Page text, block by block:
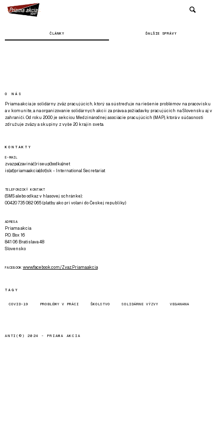
ČLÁNKY ĎALŠIE SPRÁVY
O NÁS
Priama akcia je solidárny zväz pracujúcich, ktorý sa sústreďuje na riešenie problémov na pracovisku
a v komunite, a na organizovanie solidárnych akcií za práva a požiadavky pracujúcich na Slovensku aj v
zahraničí. Od roku 2000 je sekciou Medzinárodnej asociácie pracujúcich (MAP), ktorá v súčasnosti
združuje zväzy a skupiny z vyše 20 krajín sveta.
KONTAKTY
E-MAIL
zvazpa(zavináč)riseup(bodka)net
is(at)priamaakcia(dot)sk - International Secretariat
TELEFONICKÝ KONTAKT
(SMS alebo odkaz v hlasovej schránke):
00420 735 082 065 (platby ako pri volaní do Českej republiky)
ADRESA
Priama akcia
P.O. Box 16
841 06 Bratislava 48
Slovensko
FACEBOOK www.facebook.com/Zvaz.Priama.akcia
TAGY
COVID-19 PROBLÉMY V PRÁCI ŠKOLSTVO SOLIDÁRNE VÝZVY VEGANANA
ANTI(©) 2024 - PRIAMA AKCIA